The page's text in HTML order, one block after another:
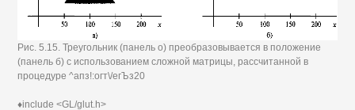
Рис. 5.15. Треугольник (панель о) преобразовывается в положение
(панель б) с использованием сложной матрицы, рассчитанной в
процедуре ^апз!:огт\/егЪз20
♦include <GL/glut.h>